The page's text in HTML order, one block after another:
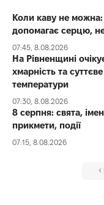
Коли каву не можна:
допомагає серцю,
07:45, 8.08.2026
На Рівненщині
хмарність та
температури
07:30, 8.08.2026
8 серпня: свята,
прикмети, події
07:15, 8.08.2026